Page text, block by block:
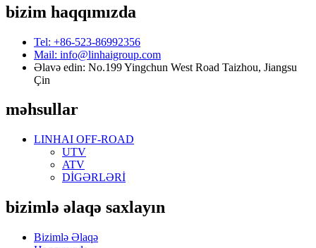
bizim haqqımızda
Tel: +86-523-86992356
Mail: info@linhaigroup.com
Əlavə edin: No.199 Yingchun West Road Taizhou, Jiangsu
Çin
məhsullar
LINHAI OFF-ROAD
UTV
ATV
DİGƏRLƏRİ
bizimlə əlaqə saxlayın
Bizimlə Əlaqə